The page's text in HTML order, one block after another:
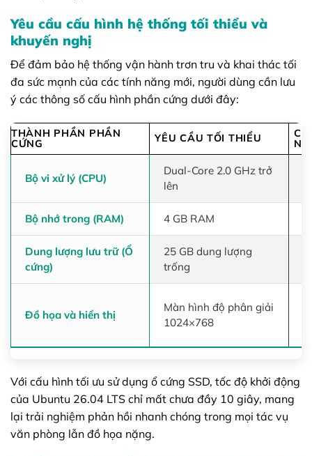
Yêu cầu cấu hình hệ thống tối thiểu và
khuyến nghị
Để đảm bảo hệ thống vận hành trơn tru và khai thác tối
đa sức mạnh của các tính năng mới, người dùng cần lưu
ý các thông số cấu hình phần cứng dưới đây:
THÀNH PHẦN PHẦN
CỨNG
YÊU CẦU TỐI THIỂU
Bộ vi xử lý (CPU)
Dual-Core 2.0 GHz trở
lên
Bộ nhớ trong (RAM) 4 GB RAM
Dung lượng lưu trữ (Ổ
cứng)
25 GB dung lượng
trống
Đồ họa và hiển thị
Màn hình độ phân giải
1024×768
Với cấu hình tối ưu sử dụng ổ cứng SSD, tốc độ khởi động
của Ubuntu 26.04 LTS chỉ mất chưa đầy 10 giây, mang
lại trải nghiệm phản hồi nhanh chóng trong mọi tác vụ
văn phòng lẫn đồ họa nặng.